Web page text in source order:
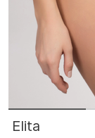
Elita